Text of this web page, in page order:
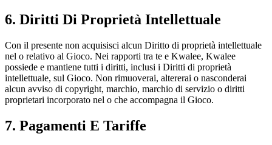
6. Diritti Di Proprietà Intellettuale
Con il presente non acquisisci alcun Diritto di proprietà intellettuale
nel o relativo al Gioco. Nei rapporti tra te e Kwalee, Kwalee
possiede e mantiene tutti i diritti, inclusi i Diritti di proprietà
intellettuale, sul Gioco. Non rimuoverai, altererai o nasconderai
alcun avviso di copyright, marchio, marchio di servizio o diritti
proprietari incorporato nel o che accompagna il Gioco.
7. Pagamenti E Tariffe